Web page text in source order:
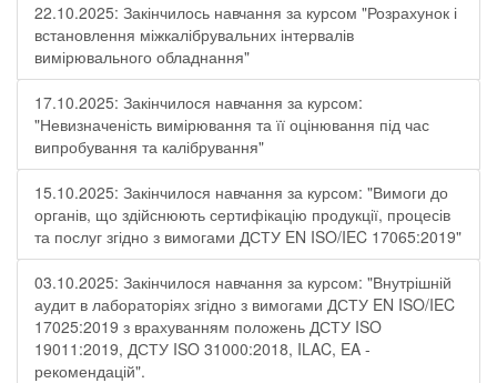
22.10.2025: Закінчилось навчання за курсом "Розрахунок і
встановлення міжкалібрувальних інтервалів
вимірювального обладнання"
17.10.2025: Закінчилося навчання за курсом:
"Невизначеність вимірювання та її оцінювання під час
випробування та калібрування"
15.10.2025: Закінчилося навчання за курсом: "Вимоги до
органів, що здійснюють сертифікацію продукції, процесів
та послуг згідно з вимогами ДСТУ EN ISO/IEC 17065:2019"
03.10.2025: Закінчилося навчання за курсом: "Внутрішній
аудит в лабораторіях згідно з вимогами ДСТУ EN ISO/IEC
17025:2019 з врахуванням положень ДСТУ ISO
19011:2019, ДСТУ ISO 31000:2018, ILAC, EA -
рекомендацій".